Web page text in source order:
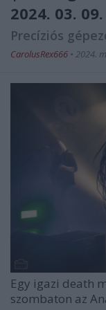
2024. 03. 09.
Precíziós
CarolusRex666 • 2024.
Egy igazi death
szombaton az